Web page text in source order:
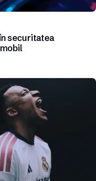
securitatea